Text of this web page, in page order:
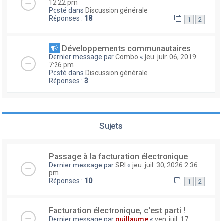
12:22 pm
Posté dans Discussion générale
Réponses : 18 1 2
Développements communautaires
Dernier message parCombo « jeu. juin 06, 2019
7:26 pm
Posté dans Discussion générale
Réponses : 3
Sujets
Passage à la facturation électronique
Dernier message parSRI « jeu. juil. 30, 2026 2:36
pm
Réponses : 10 1 2
Facturation électronique, c'est parti !
Dernier message par guillaume « ven. juil. 17,